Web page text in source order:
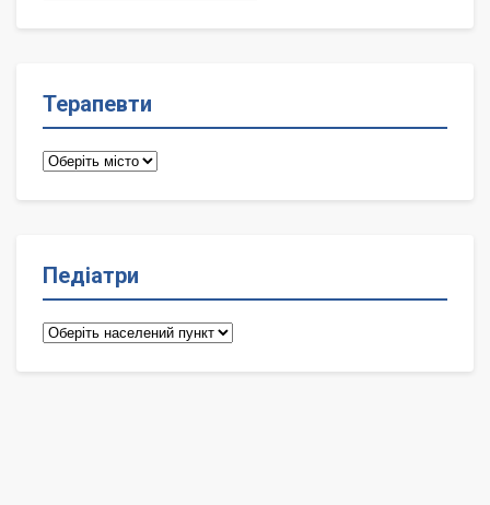
Терапевти
Терапевти
Педіатри
Педіатри